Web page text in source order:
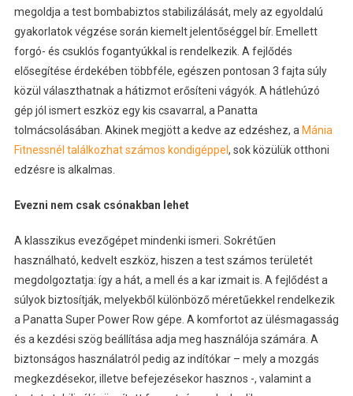
megoldja a test bombabiztos stabilizálását, mely az egyoldalú
gyakorlatok végzése során kiemelt jelentőséggel bír. Emellett
forgó- és csuklós fogantyúkkal is rendelkezik. A fejlődés
elősegítése érdekében többféle, egészen pontosan 3 fajta súly
közül választhatnak a hátizmot erősíteni vágyók. A hátlehúzó
gép jól ismert eszköz egy kis csavarral, a Panatta
tolmácsolásában. Akinek megjött a kedve az edzéshez, a Mánia
Fitnessnél találkozhat számos kondigéppel , sok közülük otthoni
edzésre is alkalmas.
Evezni nem csak csónakban lehet
A klasszikus evezőgépet mindenki ismeri. Sokrétűen
használható, kedvelt eszköz, hiszen a test számos területét
megdolgoztatja: így a hát, a mell és a kar izmait is. A fejlődést a
súlyok biztosítják, melyekből különböző méretűekkel rendelkezik
a Panatta Super Power Row gépe. A komfortot az ülésmagasság
és a kezdési szög beállítása adja meg használója számára. A
biztonságos használatról pedig az indítókar – mely a mozgás
megkezdésekor, illetve befejezésekor hasznos -, valamint a